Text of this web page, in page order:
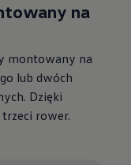
na
montowany na
lub dwóch
Dzięki
rower.